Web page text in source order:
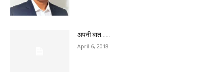
अपनी बात……
April 6, 2018